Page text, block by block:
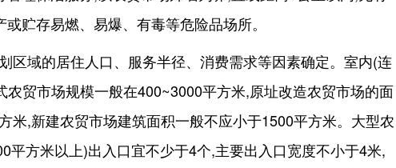
贮存易燃、易爆、有毒等危险品场所。
区域的居住人口、服务半径、消费需求等因素确定。室内(连
农贸市场规模一般在400~3000平方米,原址改造农贸市场的面
米,新建农贸市场建筑面积一般不应小于1500平方米。大型农
平方米以上)出入口宜不少于4个,主要出入口宽度不小于4米,